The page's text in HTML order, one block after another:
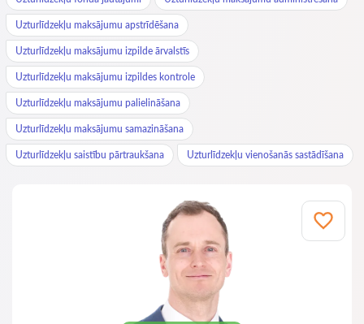
Uzturlīdzekļu maksājumu apstrīdēšana
Uzturlīdzekļu maksājumu izpilde ārvalstīs
Uzturlīdzekļu maksājumu izpildes kontrole
Uzturlīdzekļu maksājumu palielināšana
Uzturlīdzekļu maksājumu samazināšana
Uzturlīdzekļu saistību pārtraukšana Uzturlīdzekļu vienošanās sastādīšana